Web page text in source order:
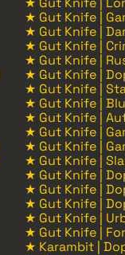
★ Gut Knife |
★ Gut Knife |
★ Gut Knife |
★ Gut Knife |
★ Gut Knife |
★ Gut Knife |
★ Gut Knife |
★ Gut Knife |
★ Gut Knife |
★ Gut Knife |
★ Gut Knife |
★ Gut Knife |
★ Gut Knife |
★ Gut Knife |
★ Gut Knife |
★ Gut Knife |
★ Karambit |